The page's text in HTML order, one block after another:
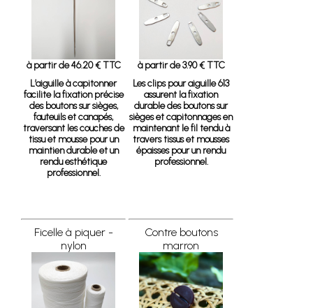
à partir de 46.20 € TTC
L’aiguille à capitonner
facilite la fixation précise
des boutons sur sièges,
fauteuils et canapés,
traversant les couches de
tissu et mousse pour un
maintien durable et un
rendu esthétique
professionnel.
à partir de 3.90 € TTC
Les clips pour aiguille 613
assurent la fixation
durable des boutons sur
sièges et capitonnages en
maintenant le fil tendu à
travers tissus et mousses
épaisses pour un rendu
professionnel.
Ficelle à piquer -
nylon
Contre boutons
marron